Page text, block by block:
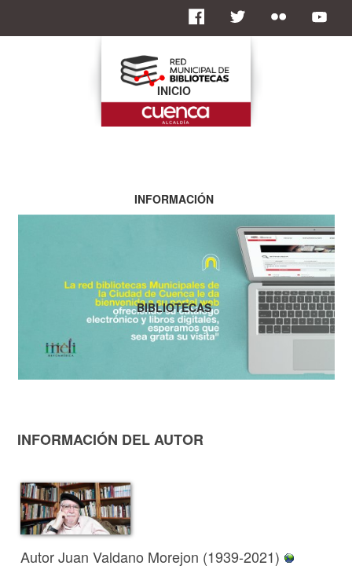
INFORMACIÓN DEL AUTOR
Autor Juan Valdano Morejon (1939-2021)
INICIO
INFORMACIÓN
BIBLIOTECAS